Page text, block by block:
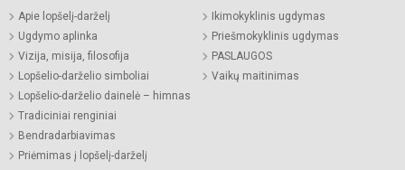
Apie lopšelį-darželį
Ugdymo aplinka
Vizija, misija, filosofija
Lopšelio-darželio simboliai
Lopšelio-darželio dainelė – himnas
Tradiciniai renginiai
Bendradarbiavimas
Priėmimas į lopšelį-darželį
Ikimokyklinis ugdymas
Priešmokyklinis ugdymas
PASLAUGOS
Vaikų maitinimas